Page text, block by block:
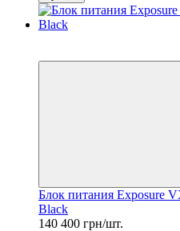
Блок питания Exposure
Black
140 400 грн/шт.